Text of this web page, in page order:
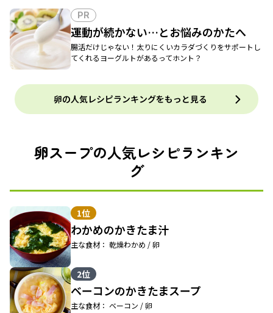
PR
運動が続かない…とお悩みのかたへ
腸活だけじゃない！太りにくいカラダづくりをサポートし
てくれるヨーグルトがあるってホント？
卵の人気レシピランキングをもっと見る
卵スープの人気レシピランキン
グ
1位
わかめのかきたま汁
主な食材： 乾燥わかめ / 卵
2位
ベーコンのかきたまスープ
主な食材： ベーコン / 卵